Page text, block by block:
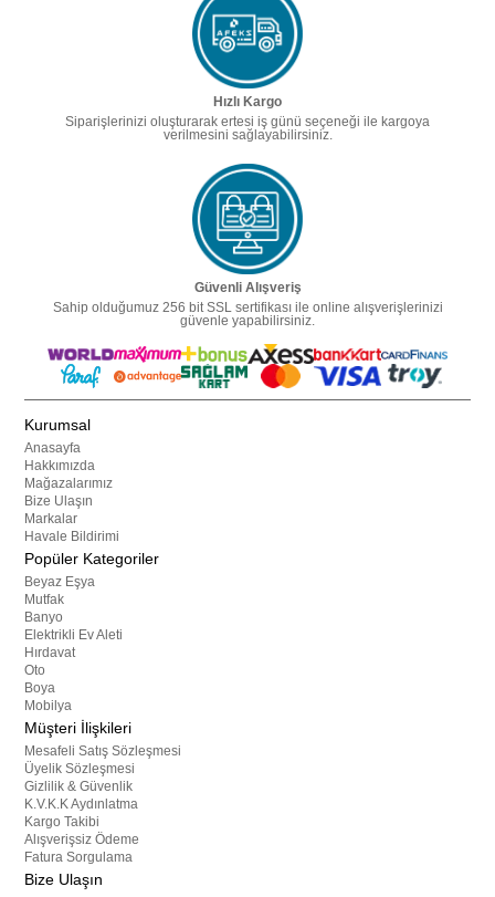
Hızlı Kargo
Siparişlerinizi oluşturarak ertesi iş günü seçeneği ile kargoya
verilmesini sağlayabilirsiniz.
Güvenli Alışveriş
Sahip olduğumuz 256 bit SSL sertifikası ile online alışverişlerinizi
güvenle yapabilirsiniz.
Kurumsal
Anasayfa
Hakkımızda
Mağazalarımız
Bize Ulaşın
Markalar
Havale Bildirimi
Popüler Kategoriler
Beyaz Eşya
Mutfak
Banyo
Elektrikli Ev Aleti
Hırdavat
Oto
Boya
Mobilya
Müşteri İlişkileri
Mesafeli Satış Sözleşmesi
Üyelik Sözleşmesi
Gizlilik & Güvenlik
K.V.K.K Aydınlatma
Kargo Takibi
Alışverişsiz Ödeme
Fatura Sorgulama
Bize Ulaşın